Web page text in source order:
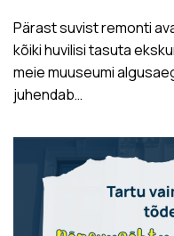
Pärast suvist remonti
kõiki huvilisi tasuta
meie muuseumi
juhendab…